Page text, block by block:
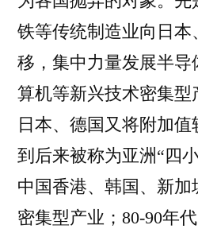
铁等传统制造业向日
移，集中力量发展半
算机等新兴技术密集型
日本、德国又将附加
到后来被称为亚洲“四
中国香港、韩国、新
密集型产业；80-90年